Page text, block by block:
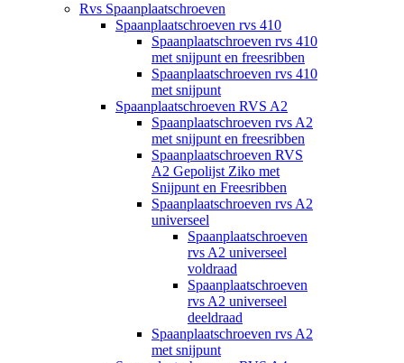
Rvs Spaanplaatschroeven
Spaanplaatschroeven rvs 410
Spaanplaatschroeven rvs 410
met snijpunt en freesribben
Spaanplaatschroeven rvs 410
met snijpunt
Spaanplaatschroeven RVS A2
Spaanplaatschroeven rvs A2
met snijpunt en freesribben
Spaanplaatschroeven RVS
A2 Gepolijst Ziko met
Snijpunt en Freesribben
Spaanplaatschroeven rvs A2
universeel
Spaanplaatschroeven
rvs A2 universeel
voldraad
Spaanplaatschroeven
rvs A2 universeel
deeldraad
Spaanplaatschroeven rvs A2
met snijpunt